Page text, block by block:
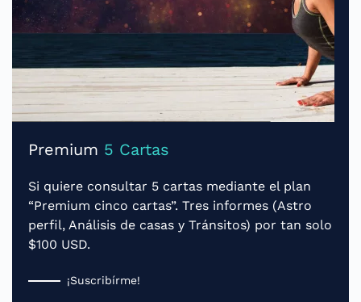
Premium 5 Cartas
Si quiere consultar 5 cartas mediante el plan
“Premium cinco cartas”. Tres informes (Astro
perfil, Análisis de casas y Tránsitos) por tan solo
$100 USD.
¡Suscribírme!